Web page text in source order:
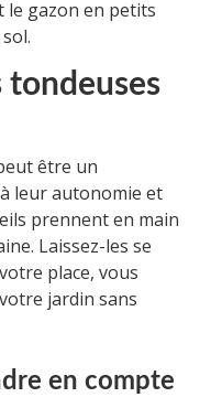
le gazon en petits
tondeuses
être un
leur autonomie et
prennent en main
Laissez-les se
place, vous
jardin sans
en compte